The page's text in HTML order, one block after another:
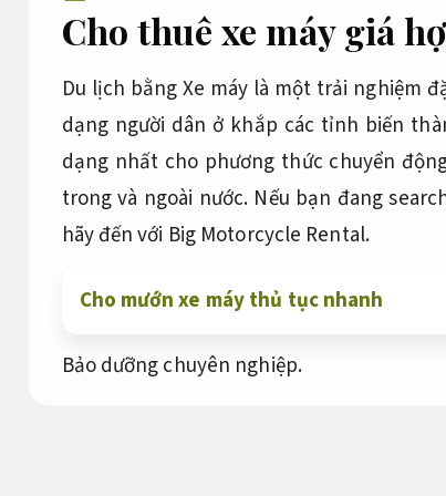
Cho thuê xe máy giá
Du lịch bằng Xe máy là một trải nghiệm
dạng người dân ở khắp các tỉnh biến
dạng nhất cho phương thức chuyển
trong và ngoài nước. Nếu bạn đang
hãy đến với Big Motorcycle Rental.
Cho mướn xe máy thủ tục nhanh
Bảo dưỡng chuyên nghiệp.